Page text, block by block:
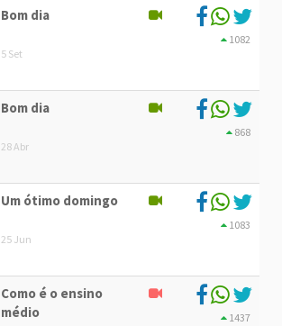
Bom dia
5 Set
1082
Bom dia
28 Abr
868
Um ótimo domingo
25 Jun
1083
Como é o ensino
médio
1437